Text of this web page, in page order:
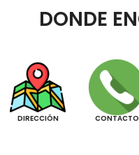
DONDE
DIRECCIÓN CONTACTO